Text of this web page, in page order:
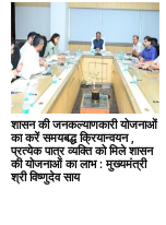
शासन की जनकल्याणकारी योजनाओं
का करें समयबद्ध क्रियान्वयन ,
प्रत्येक पात्र व्यक्ति को मिले शासन
की योजनाओं का लाभ : मुख्यमंत्री
श्री विष्णुदेव साय